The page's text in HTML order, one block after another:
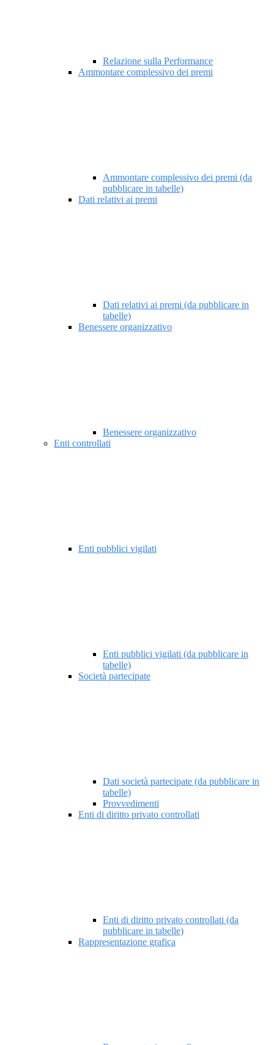
Relazione sulla Performance
Ammontare complessivo dei premi
Ammontare complessivo dei premi (da
pubblicare in tabelle)
Dati relativi ai premi
Dati relativi ai premi (da pubblicare in
tabelle)
Benessere organizzativo
Benessere organizzativo
Enti controllati
Enti pubblici vigilati
Enti pubblici vigilati (da pubblicare in
tabelle)
Società partecipate
Dati società partecipate (da pubblicare in
tabelle)
Provvedimenti
Enti di diritto privato controllati
Enti di diritto privato controllati (da
pubblicare in tabelle)
Rappresentazione grafica